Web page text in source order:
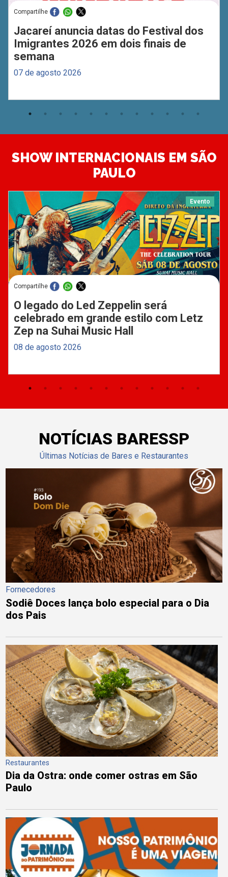
Compartilhe
Jacareí anuncia datas do Festival dos
Imigrantes 2026 em dois finais de
semana
07 de agosto 2026
SHOW INTERNACIONAIS EM SÃO
PAULO
Evento
Compartilhe
O legado do Led Zeppelin será
celebrado em grande estilo com Letz
Zep na Suhai Music Hall
08 de agosto 2026
NOTÍCIAS BARESSP
Últimas Notícias de Bares e Restaurantes
Fornecedores
Sodiê Doces lança bolo especial para o Dia
dos Pais
Restaurantes
Dia da Ostra: onde comer ostras em São
Paulo